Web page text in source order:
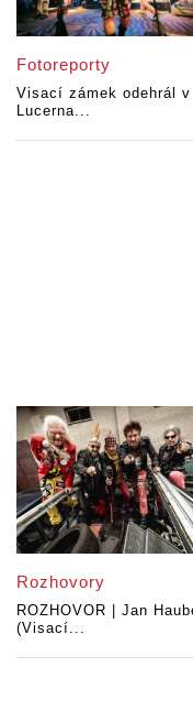
Fotoreporty
Visací zámek odehrál v
Lucerna...
Rozhovory
ROZHOVOR | Jan
(Visací...